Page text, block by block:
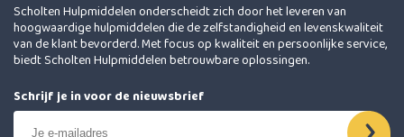
Scholten Hulpmiddelen onderscheidt zich door het leveren van
hoogwaardige hulpmiddelen die de zelfstandigheid en levenskwaliteit
van de klant bevorderd. Met focus op kwaliteit en persoonlijke service,
biedt Scholten Hulpmiddelen betrouwbare oplossingen.
Schrijf je in voor de nieuwsbrief